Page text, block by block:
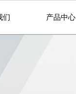
们 产品中心